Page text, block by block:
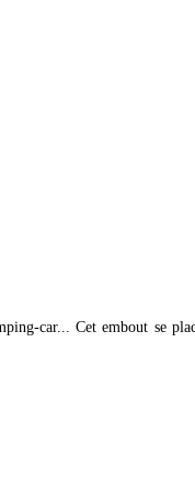
car... Cet embout se